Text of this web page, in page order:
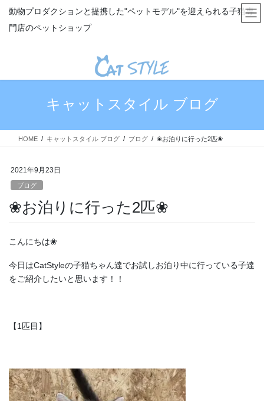
ス
ン
動物プロダクションと提携した"ペットモデル"を迎えられる子猫専
門店のペットショップ
キャットスタイル ブログ
HOME キャットスタイル ブログ ブログ ❀お泊りに行った2匹❀
2021年9月23日
ブログ
❀お泊りに行った2匹❀
こんにちは❀
今日はCatStyleの子猫ちゃん達でお試しお泊り中に行っている子達
をご紹介したいと思います！！
【1匹目】